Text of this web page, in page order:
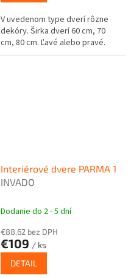
V uvedenom type dverí rôzne
dekóry. Širka dverí 60 cm, 70
cm, 80 cm. Ľavé alebo pravé.
Interiérové dvere PARMA 1
INVADO
Dodanie do 2 - 5 dní
€88,62 bez DPH
€109 / ks
DETAIL